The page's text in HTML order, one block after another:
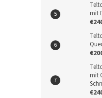
mit
mit